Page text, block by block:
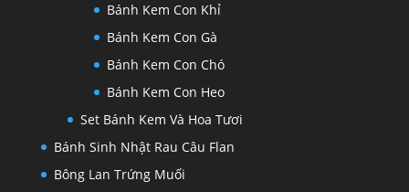
Bánh Kem Con Khỉ
Bánh Kem Con Gà
Bánh Kem Con Chó
Bánh Kem Con Heo
Set Bánh Kem Và Hoa Tươi
Bánh Sinh Nhật Rau Câu Flan
Bông Lan Trứng Muối